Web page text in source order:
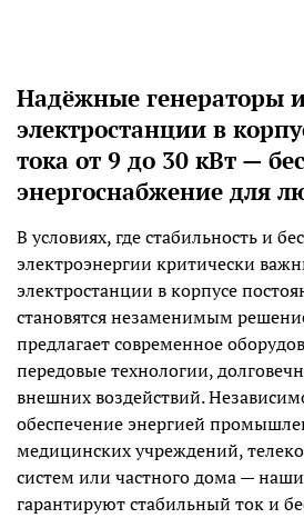
Надёжные генераторы
электростанции в
тока от 9 до 30 кВт —
энергоснабжение для
В условиях, где стабильность и
электроэнергии критически
электростанции в корпусе
становятся незаменимым
предлагает современное
передовые технологии,
внешних воздействий.
обеспечение энергией
медицинских учреждений,
систем или частного дома —
гарантируют стабильный ток и